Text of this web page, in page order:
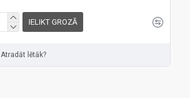
IELIKT GROZĀ
Atradāt lētāk?